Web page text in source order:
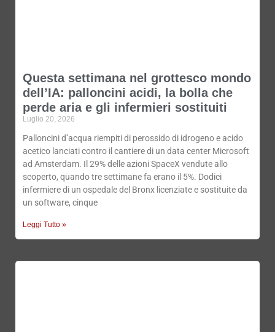
Questa settimana nel grottesco mondo
dell’IA: palloncini acidi, la bolla che
perde aria e gli infermieri sostituiti
Luglio 20, 2026
Palloncini d’acqua riempiti di perossido di idrogeno e acido
acetico lanciati contro il cantiere di un data center Microsoft
ad Amsterdam. Il 29% delle azioni SpaceX vendute allo
scoperto, quando tre settimane fa erano il 5%. Dodici
infermiere di un ospedale del Bronx licenziate e sostituite da
un software, cinque
Leggi Tutto »